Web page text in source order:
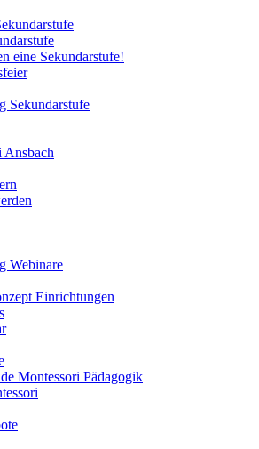
eine Sekundarstufe!
Sekundarstufe
Ansbach
Webinare
Einrichtungen
Montessori Pädagogik